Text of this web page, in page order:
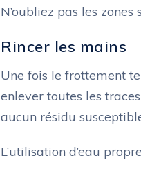
N’oubliez pas les
Rincer les mains
Une fois le frottement
enlever toutes les
aucun résidu
L’utilisation d’eau